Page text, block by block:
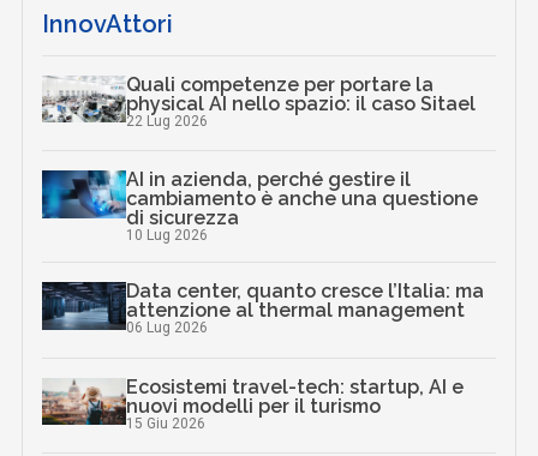
InnovAttori
Quali competenze per portare la
physical AI nello spazio: il caso Sitael
22 Lug 2026
AI in azienda, perché gestire il
cambiamento è anche una questione
di sicurezza
10 Lug 2026
Data center, quanto cresce l’Italia: ma
attenzione al thermal management
06 Lug 2026
Ecosistemi travel-tech: startup, AI e
nuovi modelli per il turismo
15 Giu 2026